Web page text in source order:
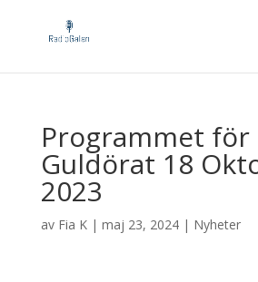
Programmet för
Guldörat 18
2023
av Fia K| maj 23, 2024| Nyheter